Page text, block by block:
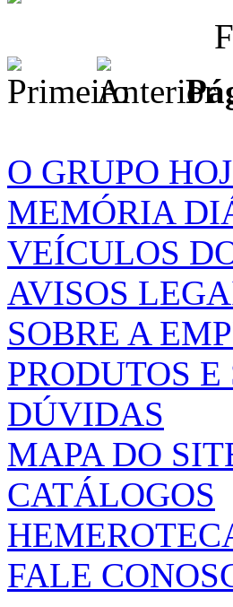
O GRUPO
MEMÓRIA
VEÍCULOS
AVISOS
SOBRE A
PRODUTOS E
DÚVIDAS
MAPA DO
CATÁLOGOS
FALE